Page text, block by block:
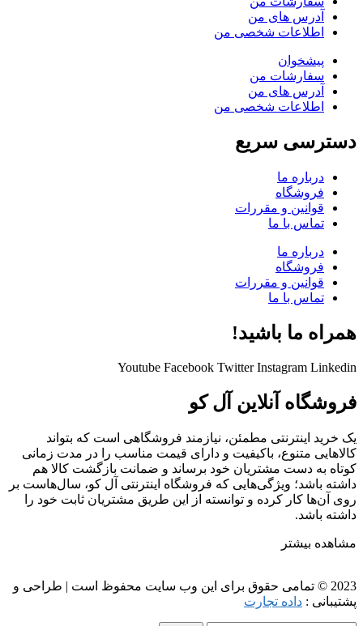
آدرس های من
اطلاعات شخصی من
پیشخوان
سفارشات من
آدرس های من
اطلاعات شخصی من
دسترسی سریع
درباره ما
فروشگاه
قوانین و مقررات
تماس با ما
درباره ما
فروشگاه
قوانین و مقررات
تماس با ما
همراه ما باشید!
Youtube Facebook Twitter Instagram Linkedin
فروشگاه آنلاین آل کو
یک خرید اینترنتی مطمئن، نیازمند فروشگاهی است که بتواند
کالاهایی متنوع، باکیفیت و دارای قیمت مناسب را در مدت زمانی
کوتاه به دست مشتریان خود برساند و ضمانت بازگشت کالا هم
داشته باشد؛ ویژگی‌هایی که فروشگاه اینترنتی آل کو، سال‌هاست بر
روی آن‌ها کار کرده و توانسته از این طریق مشتریان ثابت خود را
داشته باشد.
مشاهده بیشتر
2023 © تمامی حقوق برای این وب سایت محفوظ است | طراحی و
پشتیبانی : داده تجارت